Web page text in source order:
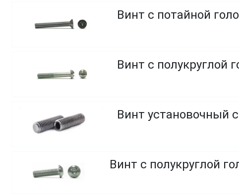
Винт с потайной
Винт с полукруглой
Винт установочный